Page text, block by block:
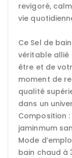
revigoré,
vie
Ce Sel de
véritable allié
être et de
moment de
qualité
dans un
Composition
jaminmum
Mode
bain chaud à